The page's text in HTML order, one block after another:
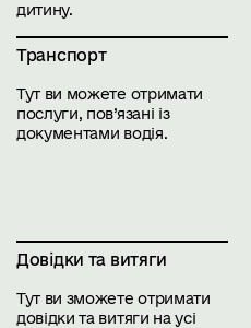
дитину.
Транспорт
Тут ви можете отримати
послуги, пов’язані із
документами водія.
Довідки та витяги
Тут ви зможете отримати
довідки та витяги на усі